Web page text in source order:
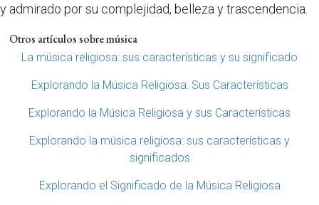
y admirado por su complejidad, belleza y trascendencia.
Otros artículos sobre música
La música religiosa: sus características y su significado
Explorando la Música Religiosa: Sus Características
Explorando la Música Religiosa y sus Características
Explorando la música religiosa: sus características y
significados
Explorando el Significado de la Música Religiosa